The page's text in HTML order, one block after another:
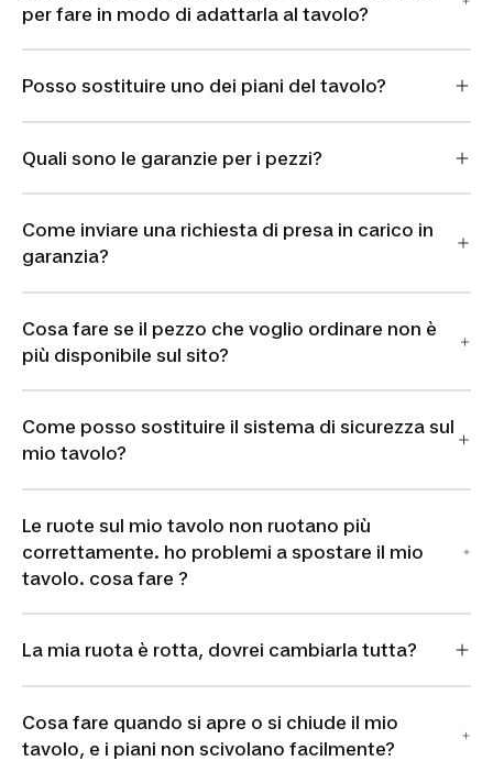
per fare in modo di adattarla al tavolo?
Posso sostituire uno dei piani del tavolo?
Quali sono le garanzie per i pezzi?
Come inviare una richiesta di presa in carico in
garanzia?
Cosa fare se il pezzo che voglio ordinare non è
più disponibile sul sito?
Come posso sostituire il sistema di sicurezza sul
mio tavolo?
Le ruote sul mio tavolo non ruotano più
correttamente. ho problemi a spostare il mio
tavolo. cosa fare ?
La mia ruota è rotta, dovrei cambiarla tutta?
Cosa fare quando si apre o si chiude il mio
tavolo, e i piani non scivolano facilmente?